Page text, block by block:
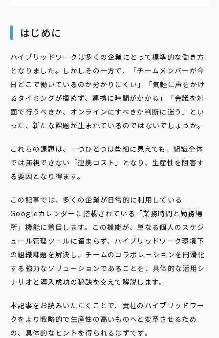
はじめに
ハイブリッドワークは多くの企業にとって標準的な働き方
となりました。しかしその一方で、「チームメンバーが今
日どこで働いているのか分かりにくい」「気軽に声をかけ
るタイミングが掴めず、連携に時間がかかる」「会議を対
面で行うべきか、オンラインにすべきか判断に迷う」とい
った、新たな課題が生まれているのではないでしょうか。
これらの課題は、一つひとつは些細に見えても、組織全体
では無視できない「連携コスト」となり、生産性を阻害す
る要因となり得ます。
この記事では、多くの企業が日常的に利用している
Googleカレンダーに搭載されている「業務時間と勤務場
所」機能に着目します。この機能が、単なる個人のスケジ
ュール管理ツールに留まらず、ハイブリッドワーク環境下
の組織課題を解決し、チームのコラボレーションを円滑化
する強力なソリューションであることを、具体的な活用シ
ナリオと導入成功の秘訣を交えて解説します。
本記事をお読みいただくことで、貴社のハイブリッドワー
クをより戦略的で生産性の高いものへと変革させるため
の、具体的なヒントを得られるはずです。